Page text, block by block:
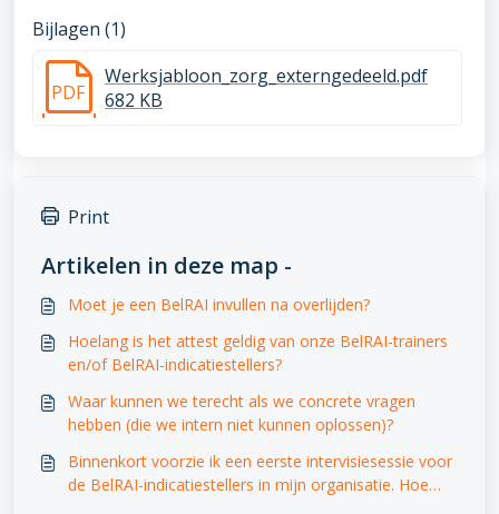
Bijlagen (1)
PDF
Werksjabloon_zorg_externgedeeld.pdf
682 KB
Print
Artikelen in deze map -
Moet je een BelRAI invullen na overlijden?
Hoelang is het attest geldig van onze BelRAI-trainers
en/of BelRAI-indicatiestellers?
Waar kunnen we terecht als we concrete vragen
hebben (die we intern niet kunnen oplossen)?
Binnenkort voorzie ik een eerste intervisiesessie voor
de BelRAI-indicatiestellers in mijn organisatie. Hoe